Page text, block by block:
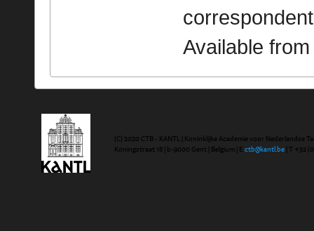
Available
(C) 2020 CTB - KANTL | Koninklijke Academie voor Nederlandse
Koningstraat 18 | b-9000 Gent | Belgium | E ctb@kantl.be | T +32